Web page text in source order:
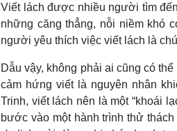
Viết lách được nhiều người tìm
những căng thẳng, nỗi niềm khó
người yêu thích việc viết lách là
Dẫu vậy, không phải ai cũng có
cảm hứng viết là nguyên nhân
Trinh, viết lách nên là một “khoái
bước vào một hành trình thử